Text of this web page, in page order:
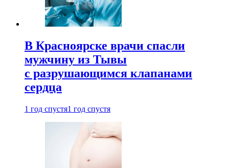
В Красноярске врачи спасли
мужчину из Тывы
с разрушающимся клапанами
сердца
1 год спустя1 год спустя